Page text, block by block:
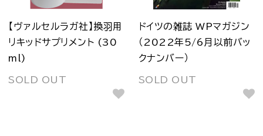
【ヴァルセルラガ社】換羽用
リキッドサプリメント (30
ml)
SOLD OUT
ドイツの雑誌 WPマガジン
（2022年5/6月以前バッ
クナンバー）
SOLD OUT